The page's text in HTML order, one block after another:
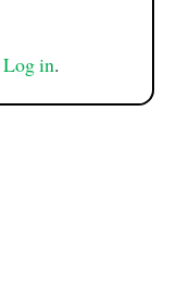
Log in.